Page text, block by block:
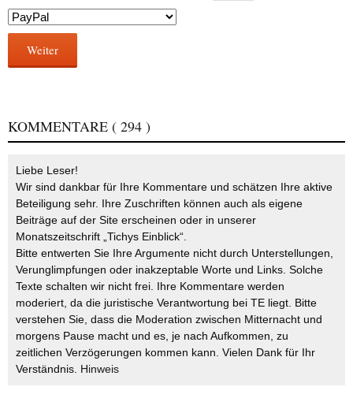
Weiter
KOMMENTARE ( 294 )
Liebe Leser!
Wir sind dankbar für Ihre Kommentare und schätzen Ihre aktive
Beteiligung sehr. Ihre Zuschriften können auch als eigene
Beiträge auf der Site erscheinen oder in unserer
Monatszeitschrift „Tichys Einblick“.
Bitte entwerten Sie Ihre Argumente nicht durch Unterstellungen,
Verunglimpfungen oder inakzeptable Worte und Links. Solche
Texte schalten wir nicht frei. Ihre Kommentare werden
moderiert, da die juristische Verantwortung bei TE liegt. Bitte
verstehen Sie, dass die Moderation zwischen Mitternacht und
morgens Pause macht und es, je nach Aufkommen, zu
zeitlichen Verzögerungen kommen kann. Vielen Dank für Ihr
Verständnis. Hinweis